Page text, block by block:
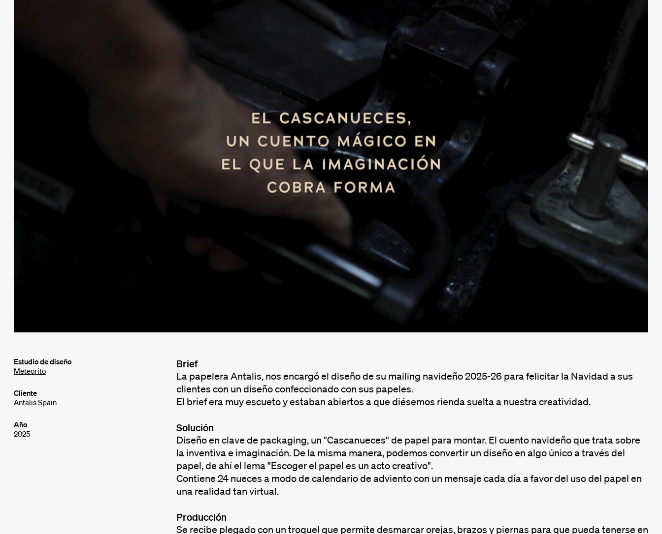
Mute Settings
Estudio de diseño
Meteorito
Cliente
Antalis Spain
Año
2025
Brief
La papelera Antalis, nos encargó el diseño de su mailing navideño 2025-26 para felicitar la Navidad a sus
clientes con un diseño confeccionado con sus papeles.
El brief era muy escueto y estaban abiertos a que diésemos rienda suelta a nuestra creatividad.
Solución
Diseño en clave de packaging, un "Cascanueces" de papel para montar. El cuento navideño que trata sobre
la inventiva e imaginación. De la misma manera, podemos convertir un diseño en algo único a través del
papel, de ahí el lema "Escoger el papel es un acto creativo".
Contiene 24 nueces a modo de calendario de adviento con un mensaje cada día a favor del uso del papel en
una realidad tan virtual.
Producción
Se recibe plegado con un troquel que permite desmarcar orejas, brazos y piernas para que pueda tenerse en